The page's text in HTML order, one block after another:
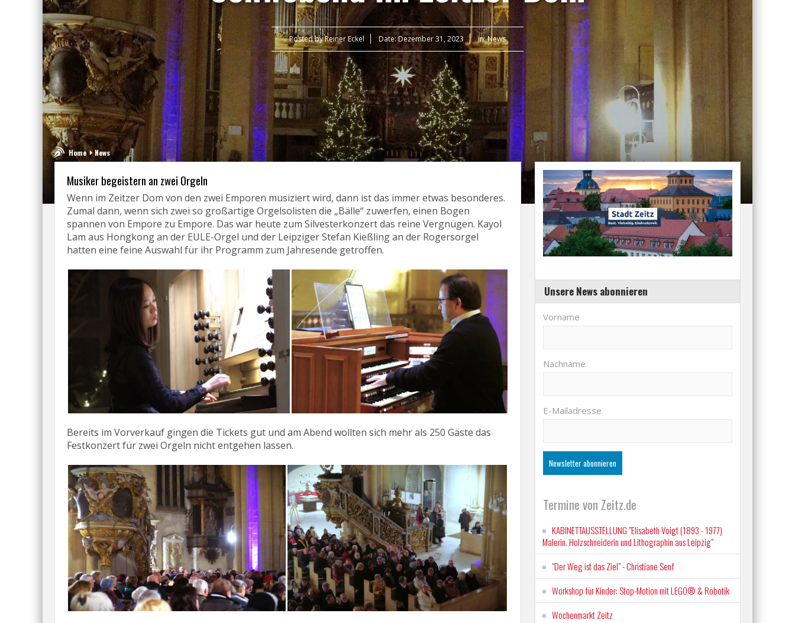
Posted byReiner Eckel Date: Dezember 31, 2023 in:News
Home News
Musiker begeistern an zwei Orgeln
Wenn im Zeitzer Dom von den zwei Emporen musiziert wird, dann ist das immer etwas besonderes.
Zumal dann, wenn sich zwei so großartige Orgelsolisten die „Bälle“ zuwerfen, einen Bogen
spannen von Empore zu Empore. Das war heute zum Silvesterkonzert das reine Vergnügen. Kayol
Lam aus Hongkong an der EULE-Orgel und der Leipziger Stefan Kießling an der Rogersorgel
hatten eine feine Auswahl für ihr Programm zum Jahresende getroffen.
Bereits im Vorverkauf gingen die Tickets gut und am Abend wollten sich mehr als 250 Gäste das
Festkonzert für zwei Orgeln nicht entgehen lassen.
Unsere News abonnieren
Vorname
Nachname
E-Mailadresse
Termine von Zeitz.de
KABINETTAUSSTELLUNG "Elisabeth Voigt (1893 - 1977)
Malerin. Holzschneiderin und Lithographin aus Leipzig"
"Der Weg ist das Ziel" - Christiane Senf
Workshop für Kinder: Stop-Motion mit LEGO® & Robotik
Wochenmarkt Zeitz